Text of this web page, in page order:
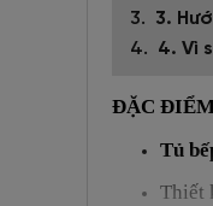
3.
4. Vì
ĐẶC
Tủ
Thiết